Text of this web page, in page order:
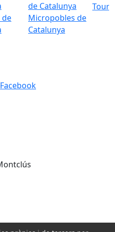
de
Micropobles de
Catalunya